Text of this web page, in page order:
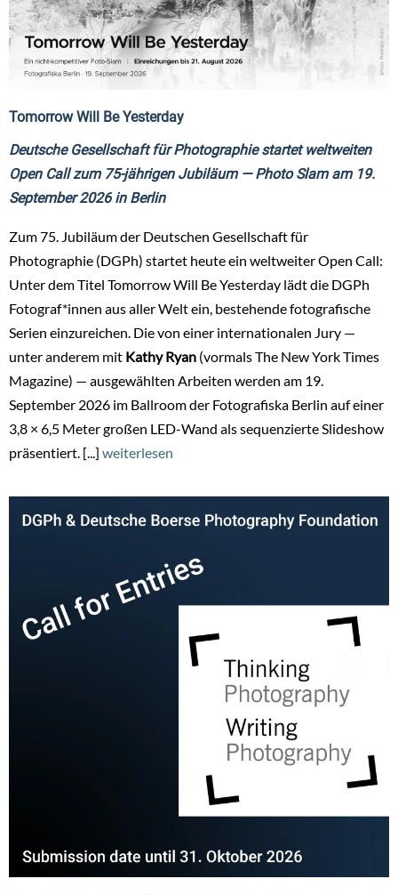
Tomorrow Will Be Yesterday
Deutsche Gesellschaft für Photographie startet weltweiten
Open Call zum 75-jährigen Jubiläum — Photo Slam am 19.
September 2026 in Berlin
Zum 75. Jubiläum der Deutschen Gesellschaft für
Photographie (DGPh) startet heute ein weltweiter Open Call:
Unter dem Titel Tomorrow Will Be Yesterday lädt die DGPh
Fotograf*innen aus aller Welt ein, bestehende fotografische
Serien einzureichen. Die von einer internationalen Jury —
unter anderem mit Kathy Ryan (vormals The New York Times
Magazine) — ausgewählten Arbeiten werden am 19.
September 2026 im Ballroom der Fotografiska Berlin auf einer
3,8 × 6,5 Meter großen LED-Wand als sequenzierte Slideshow
präsentiert. [...] weiterlesen